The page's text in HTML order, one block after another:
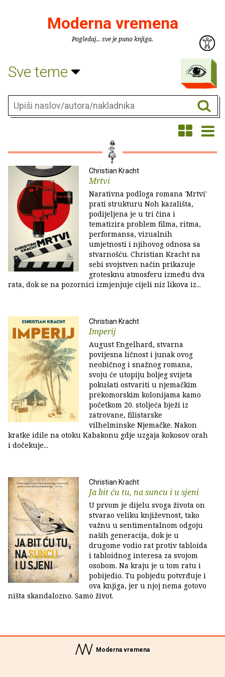
Moderna vremena
Pogledaj... sve je puno knjiga.
Sve teme
Christian Kracht
Mrtvi
Narativna podloga romana 'Mrtvi'
prati strukturu Noh kazališta,
podijeljena je u tri čina i
tematizira problem filma, ritma,
performansa, vizualnih
umjetnosti i njihovog odnosa sa
stvarnošću. Christian Kracht na
sebi svojstven način prikazuje
grotesknu atmosferu između dva
rata, dok se na pozornici izmjenjuje cijeli niz likova iz...
Christian Kracht
Imperij
August Engelhard, stvarna
povijesna ličnost i junak ovog
neobičnog i snažnog romana,
svoju će utopiju boljeg svijeta
pokušati ostvariti u njemačkim
prekomorskim kolonijama kamo
početkom 20. stoljeća bježi iz
zatrovane, filistarske
vilhelminske Njemačke. Nakon
kratke idile na otoku Kabakonu gdje uzgaja kokosov orah
i dočekuje...
Christian Kracht
Ja bit ću tu, na suncu i u sjeni
U prvom je dijelu svoga života on
stvarao veliku književnost, tako
važnu u sentimentalnom odgoju
naših generacija, dok je u
drugome vodio rat protiv tabloida
i tabloidnog interesa za svojom
osobom. Na kraju je u tom ratu i
pobijedio. Tu pobjedu potvrđuje i
ova knjiga, jer u njoj nema gotovo
ništa skandalozno. Samo život.
Moderna vremena